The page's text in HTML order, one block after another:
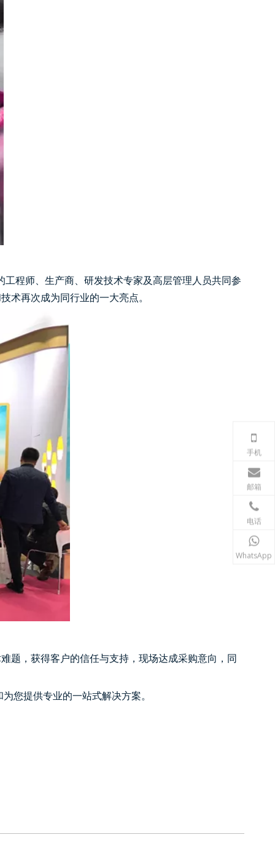
程师、生产商、研发技术专家及高层管理人员共同参
术再次成为同行业的一大亮点。
题，获得客户的信任与支持，现场达成采购意向，同
提供专业的一站式解决方案。
手机
邮箱
电话
WhatsApp